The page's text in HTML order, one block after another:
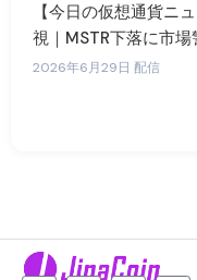
【今日の仮想通貨ニ
視｜MSTR下落に市場
2026年6月29日 配信